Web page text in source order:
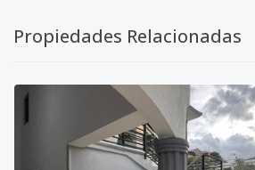
Propiedades Relacionadas